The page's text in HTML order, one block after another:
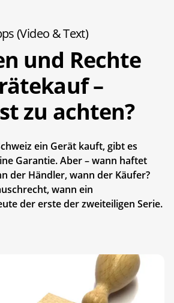
(Video & Text)
und Rechte
–
zu achten?
ein Gerät kauft, gibt es
Garantie. Aber – wann haftet
der Händler, wann der Käufer?
wann ein
der erste der zweiteiligen Serie.